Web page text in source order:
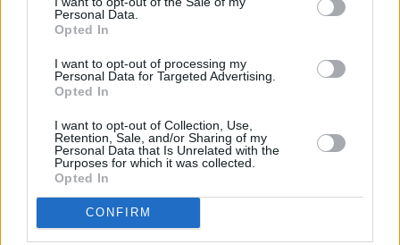
visitando nuestra política de privacidad.
Personal Data.
Opted In
I want to opt-out of processing my
Personal Data for Targeted Advertising.
Opted In
I want to opt-out of Collection, Use,
Retention, Sale, and/or Sharing of my
Personal Data that Is Unrelated with the
Purposes for which it was collected.
Opted In
CONFIRM